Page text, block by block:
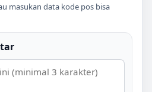
masukan data kode pos bisa